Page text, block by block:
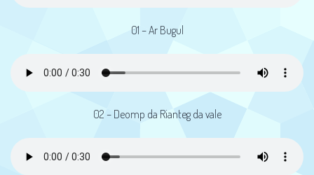
01 – Ar Bugul
02 – Deomp da Rianteg da vale